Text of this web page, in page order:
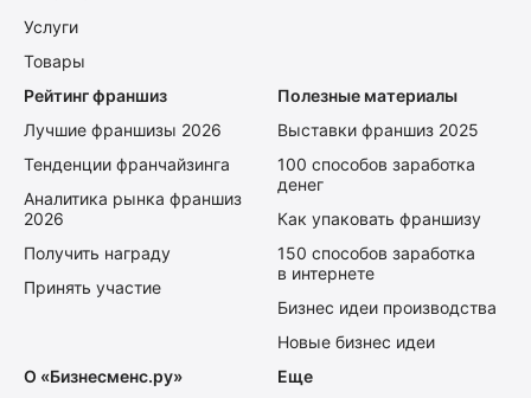
Услуги
Товары
Рейтинг франшиз
Лучшие франшизы 2026
Тенденции франчайзинга
Аналитика рынка франшиз
2026
Получить награду
Принять участие
Полезные материалы
Выставки франшиз 2025
100 способов заработка
денег
Как упаковать франшизу
150 способов заработка
в интернете
Бизнес идеи производства
Новые бизнес идеи
О «Бизнесменс.ру»
Еще